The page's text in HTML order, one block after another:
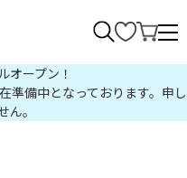
オープン！
準備中となっております。申し
ん。